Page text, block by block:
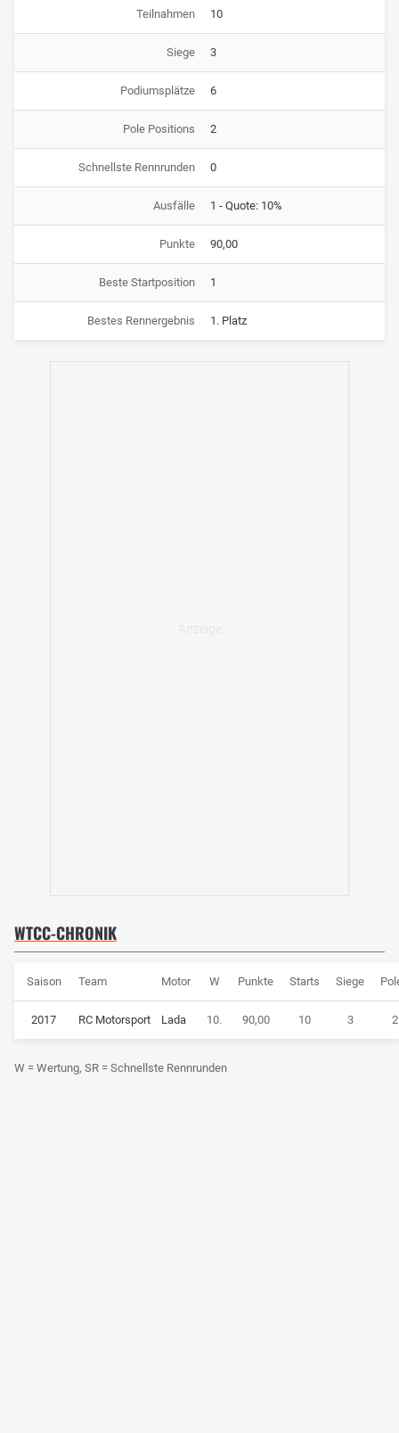
Teilnahmen 10
Siege 3
Podiumsplätze 6
Pole Positions 2
Schnellste Rennrunden 0
Ausfälle 1 - Quote: 10%
Punkte 90,00
Beste Startposition 1
Bestes Rennergebnis 1. Platz
WTCC-CHRONIK
Saison Team Motor W Punkte Starts Siege
2017 RC Motorsport Lada 10. 90,00 10 3 2
W = Wertung, SR = Schnellste Rennrunden